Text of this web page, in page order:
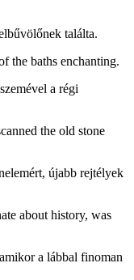
találta.
the baths enchanting.
a régi
the old stone
újabb rejtélyek
about history, was
a lábbal finoman